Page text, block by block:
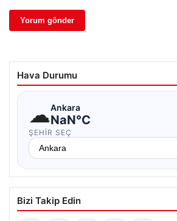
Hava Durumu
☁Ankara
NaN°C
ŞEHIR SEÇ
Bizi Takip Edin